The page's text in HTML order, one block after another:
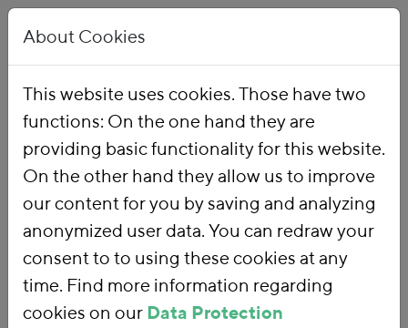
Publications
343 results: Date Title
91.Soziale Gestaltung von
Klimaschutzmaßnahmen im Kontext von
Energie-, Mobilitäts- und Ernährungsarmut
About Cookies
This website uses cookies. Those have two
functions: On the one hand they are
providing basic functionality for this website.
On the other hand they allow us to improve
our content for you by saving and analyzing
anonymized user data. You can redraw your
consent to to using these cookies at any
time. Find more information regarding
cookies on our Data Protection